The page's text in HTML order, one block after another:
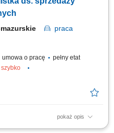
prowadzenie prezentacji i
relacji i dbanie o wysoki
mazurskie
praca
umowa o pracę
pełny etat
pokaż opis
poprzez aktywne działania w